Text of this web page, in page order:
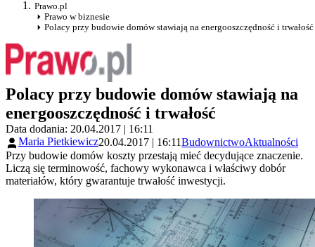
Prawo.pl
Prawo w biznesie
Polacy przy budowie domów stawiają na energooszczędność i trwałość
Polacy przy budowie domów stawiają na
energooszczędność i trwałość
Data dodania: 20.04.2017 | 16:11
Maria Pietkiewicz20.04.2017 | 16:11BudownictwoAktualności
Przy budowie domów koszty przestają mieć decydujące znaczenie.
Liczą się terminowość, fachowy wykonawca i właściwy dobór
materiałów, który gwarantuje trwałość inwestycji.